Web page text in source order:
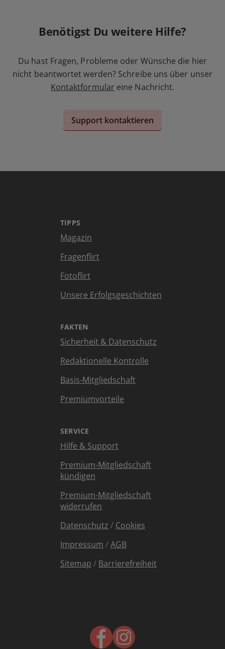
Benötigst Du weitere Hilfe?
Du hast Fragen, Probleme oder Wünsche die hier
nicht beantwortet werden? Schreibe uns über unser
Kontaktformular eine Nachricht.
Support kontaktieren
TIPPS
Magazin
Fragenflirt
Fotoflirt
Unsere Erfolgsgeschichten
FAKTEN
Sicherheit & Datenschutz
Redaktionelle Kontrolle
Basis-Mitgliedschaft
Premiumvorteile
SERVICE
Hilfe & Support
Premium-Mitgliedschaft
kündigen
Premium-Mitgliedschaft
widerrufen
Datenschutz / Cookies
Impressum /AGB
Sitemap / Barrierefreiheit